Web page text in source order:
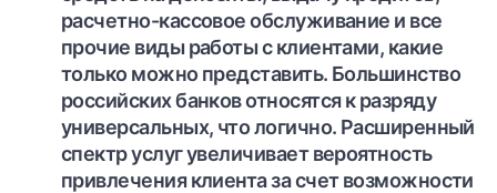
расчетно-кассовое обслуживание и все
прочие виды работы с клиентами, какие
только можно представить. Большинство
российских банков относятся к разряду
универсальных, что логично. Расширенный
спектр услуг увеличивает вероятность
привлечения клиента за счет возможности